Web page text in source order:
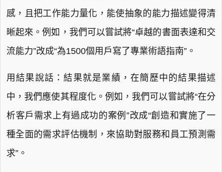
感，且把工作能力量化，能使抽象的能力描述變得清
晰起來。例如，我們可以嘗試將“卓越的書面表達和交
流能力”改成“為1500個用戶寫了專業術語指南”。
用結果說話：結果就是業績，在簡歷中的結果描述
中，我們應使其程度化。例如，我們可以嘗試將“在分
析客戶需求上有過成功的案例”改成“創造和實施了一
種全面的需求評估機制，來協助對服務和員工預測需
求”。